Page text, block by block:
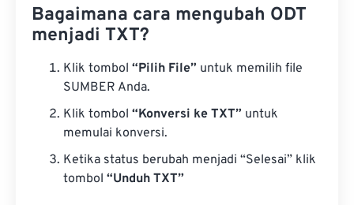
Bagaimana cara mengubah ODT
menjadi TXT?
Klik tombol “Pilih File” untuk memilih file
SUMBER Anda.
Klik tombol “Konversi ke TXT” untuk
memulai konversi.
Ketika status berubah menjadi “Selesai” klik
tombol “Unduh TXT”